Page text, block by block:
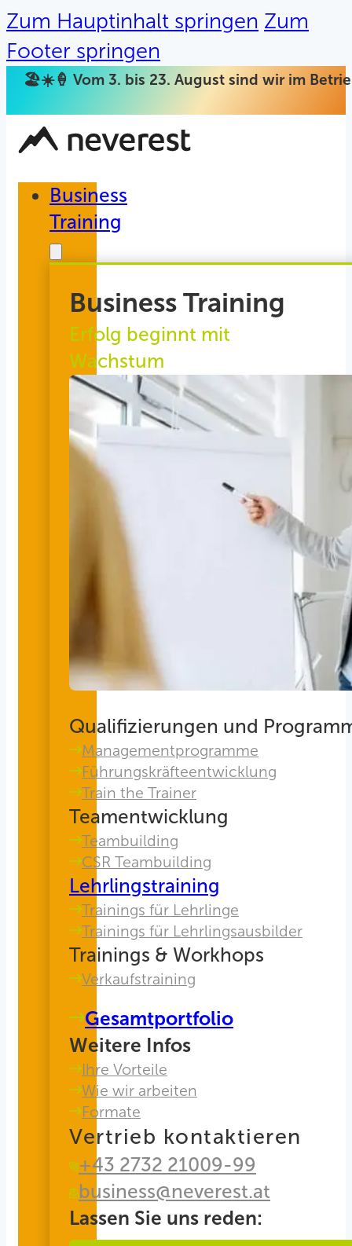
Zum Hauptinhalt springen Zum
Footer springen
🏖️☀️🍦 Vom 3. bis 23. August sind wir im
Business
Training
Business Training
Erfolg beginnt mit
Wachstum
Qualifizierungen und
Managementprogramme
Führungskräfteentwicklung
Train the Trainer
Teamentwicklung
Teambuilding
CSR Teambuilding
Lehrlingstraining
Trainings für Lehrlinge
Trainings für Lehrlingsausbilder
Trainings & Workhops
Verkaufstraining
Gesamtportfolio
Weitere Infos
Ihre Vorteile
Wie wir arbeiten
Formate
Vertrieb kontaktieren
+43 2732 21009-99
business@neverest.at
Lassen Sie uns reden: